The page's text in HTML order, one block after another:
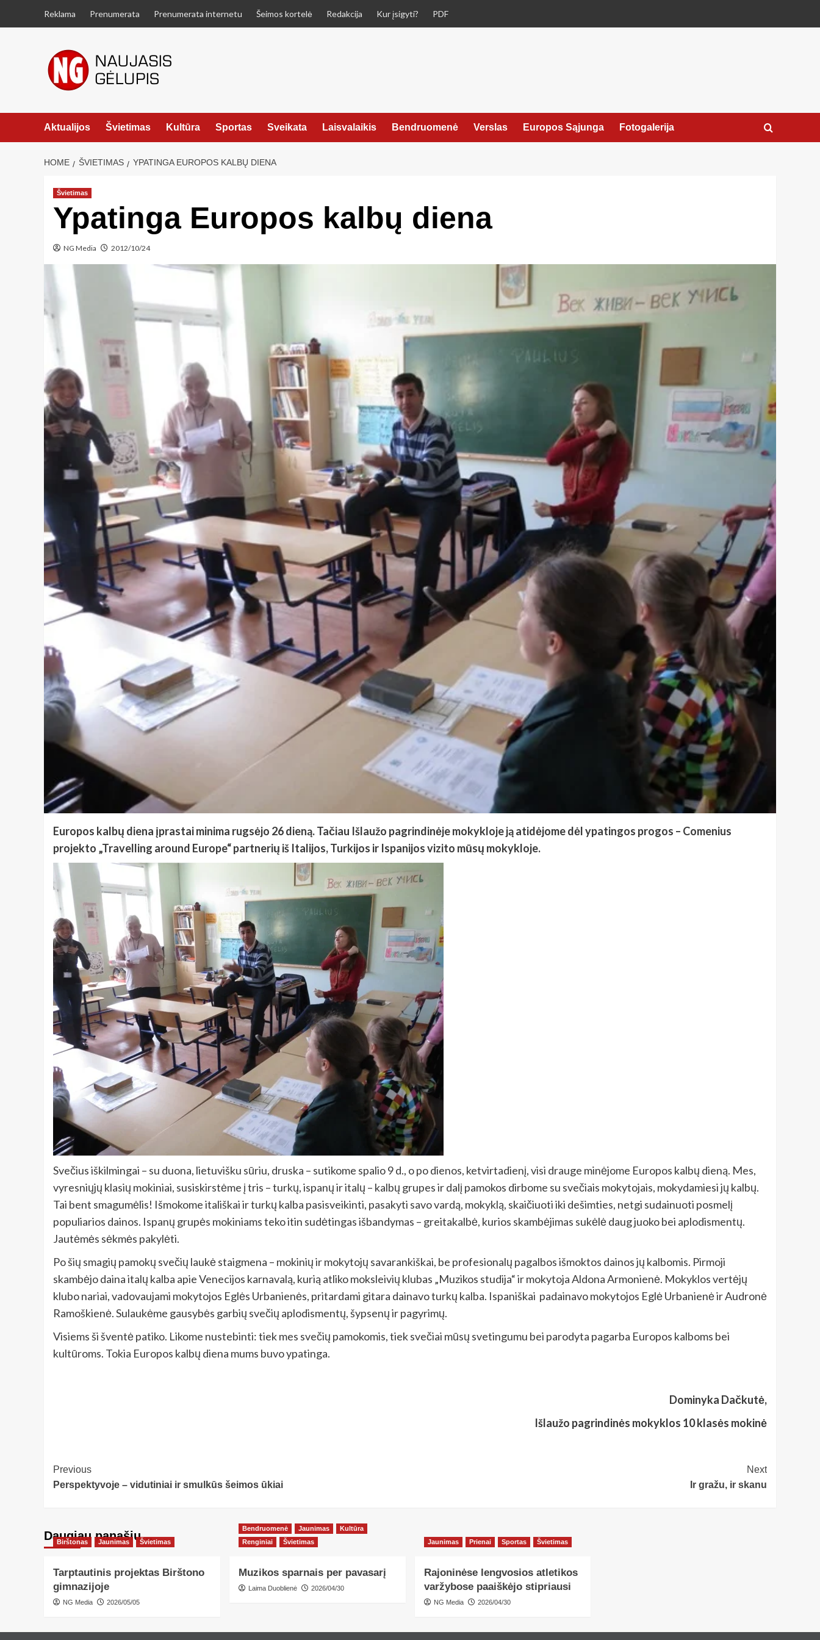
Reklama Prenumerata Prenumerata internetu Šeimos kortelė Redakcija Kur įsigyti? PDF
Aktualijos Švietimas Kultūra Sportas Sveikata Laisvalaikis Bendruomenė Verslas Europos Sąjunga Fotogalerija
HOME ŠVIETIMAS YPATINGA EUROPOS KALBŲ DIENA
Švietimas
Ypatinga Europos kalbų diena
NG Media 2012/10/24
Europos kalbų diena įprastai minima rugsėjo 26 dieną. Tačiau Išlaužo pagrindinėje mokykloje ją atidėjome dėl ypatingos progos – Comenius
projekto „Travelling around Europe“ partnerių iš Italijos, Turkijos ir Ispanijos vizito mūsų mokykloje.
Svečius iškilmingai – su duona, lietuvišku sūriu, druska – sutikome spalio 9 d., o po dienos, ketvirtadienį, visi drauge minėjome Europos kalbų dieną. Mes,
vyresniųjų klasių mokiniai, susiskirstėme į tris – turkų, ispanų ir italų – kalbų grupes ir dalį pamokos dirbome su svečiais mokytojais, mokydamiesi jų kalbų.
Tai bent smagumėlis! Išmokome itališkai ir turkų kalba pasisveikinti, pasakyti savo vardą, mokyklą, skaičiuoti iki dešimties, netgi sudainuoti posmelį
populiarios dainos. Ispanų grupės mokiniams teko itin sudėtingas išbandymas – greitakalbė, kurios skambėjimas sukėlė daug juoko bei aplodismentų.
Jautėmės sėkmės pakylėti.
Po šių smagių pamokų svečių laukė staigmena – mokinių ir mokytojų savarankiškai, be profesionalų pagalbos išmoktos dainos jų kalbomis. Pirmoji
skambėjo daina italų kalba apie Venecijos karnavalą, kurią atliko moksleivių klubas „Muzikos studija“ ir mokytoja Aldona Armonienė. Mokyklos vertėjų
klubo nariai, vadovaujami mokytojos Eglės Urbanienės, pritardami gitara dainavo turkų kalba. Ispaniškai padainavo mokytojos Eglė Urbanienė ir Audronė
Ramoškienė. Sulaukėme gausybės garbių svečių aplodismentų, šypsenų ir pagyrimų.
Visiems ši šventė patiko. Likome nustebinti: tiek mes svečių pamokomis, tiek svečiai mūsų svetingumu bei parodyta pagarba Europos kalboms bei
kultūroms. Tokia Europos kalbų diena mums buvo ypatinga.
Dominyka Dačkutė,
Išlaužo pagrindinės mokyklos 10 klasės mokinė
Post
Navigation
Previous
Perspektyvoje – vidutiniai ir smulkūs šeimos ūkiai
Next
Ir gražu, ir skanu
Daugiau panašių…
Birštonas Jaunimas Švietimas
Tarptautinis projektas Birštono
gimnazijoje
NG Media 2026/05/05
Bendruomenė Jaunimas
Kultūra
Renginiai
Švietimas
Muzikos sparnais per pavasarį
Laima Duoblienė 2026/04/30
Jaunimas Prienai Sportas Švietimas
Rajoninėse lengvosios atletikos
varžybose paaiškėjo stipriausi
NG Media 2026/04/30